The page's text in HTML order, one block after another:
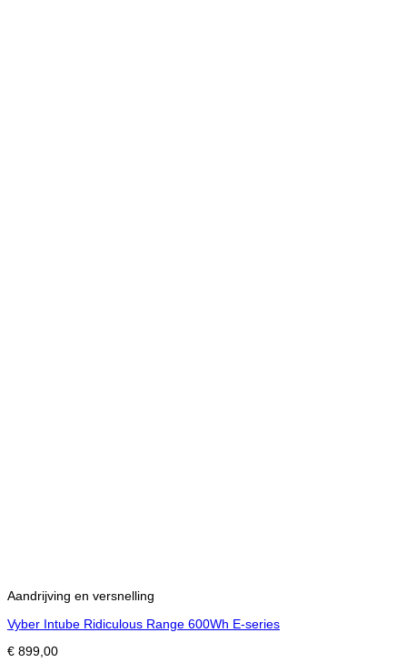
Aandrijving en versnelling
Vyber Intube Ridiculous Range 600Wh E-series
€ 899,00